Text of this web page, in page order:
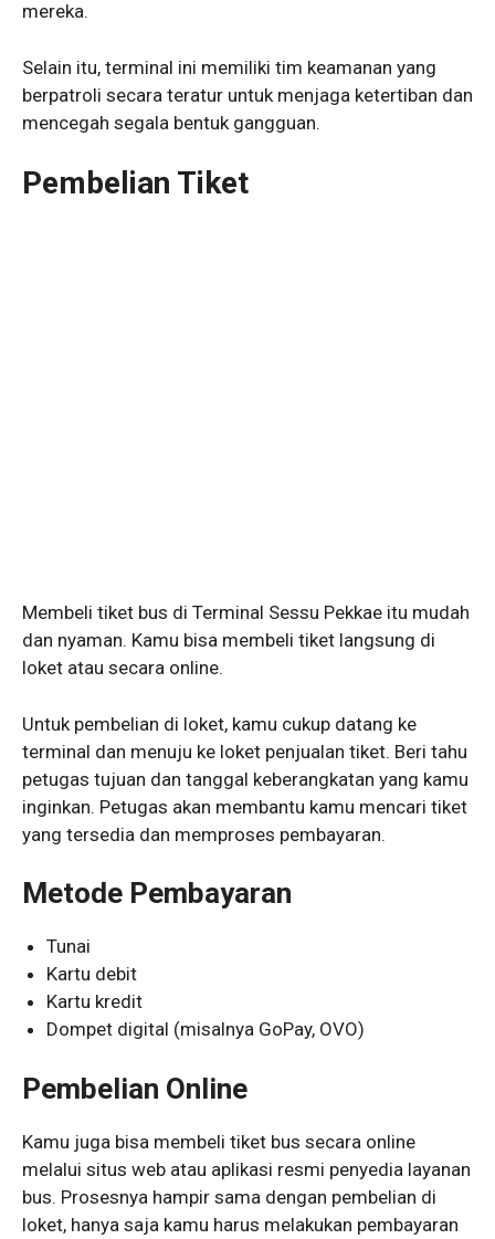
mereka.
Selain itu, terminal ini memiliki tim keamanan yang
berpatroli secara teratur untuk menjaga ketertiban dan
mencegah segala bentuk gangguan.
Pembelian Tiket
Membeli tiket bus di Terminal Sessu Pekkae itu mudah
dan nyaman. Kamu bisa membeli tiket langsung di
loket atau secara online.
Untuk pembelian di loket, kamu cukup datang ke
terminal dan menuju ke loket penjualan tiket. Beri tahu
petugas tujuan dan tanggal keberangkatan yang kamu
inginkan. Petugas akan membantu kamu mencari tiket
yang tersedia dan memproses pembayaran.
Metode Pembayaran
Tunai
Kartu debit
Kartu kredit
Dompet digital (misalnya GoPay, OVO)
Pembelian Online
Kamu juga bisa membeli tiket bus secara online
melalui situs web atau aplikasi resmi penyedia layanan
bus. Prosesnya hampir sama dengan pembelian di
loket, hanya saja kamu harus melakukan pembayaran